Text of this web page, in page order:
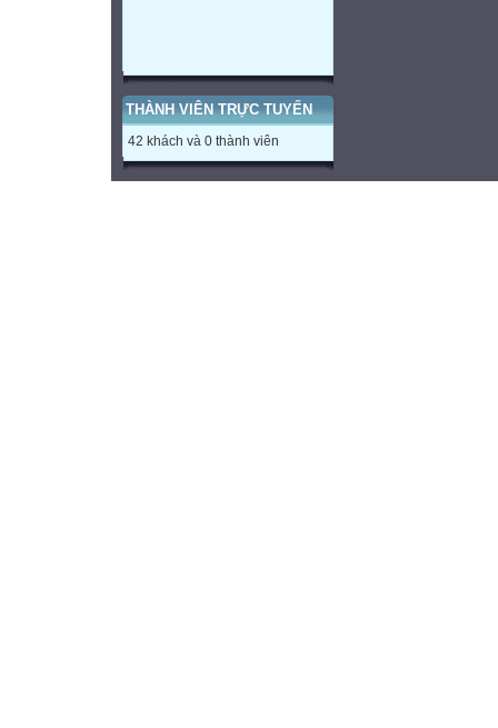
THÀNH VIÊN TRỰC TUYẾN
42 khách và 0 thành viên